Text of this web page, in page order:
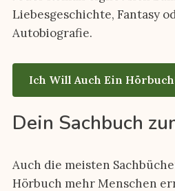
Liebesgeschichte, Fantasy
Autobiografie.
Ich Will Auch Ein
Dein Sachbuch
Auch die meisten
Hörbuch mehr Menschen